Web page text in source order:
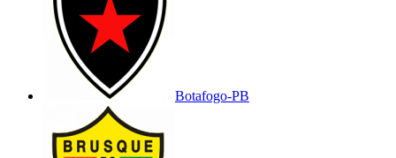
Botafogo-PB